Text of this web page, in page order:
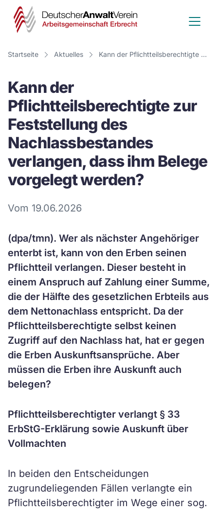
Deutscher
Anwalt
Verein
Erbrecht
Startseite Aktuelles Kann der Pflichtteilsberechtigte zur Feststellung des Nachlassbestandes verlangen, dass ihm Belege vorgelegt werden?
Kann der
Pflichtteilsberechtigte zur
Feststellung des
Nachlassbestandes
verlangen, dass ihm Belege
vorgelegt werden?
Vom 19.06.2026
(dpa/tmn). Wer als nächster Angehöriger
enterbt ist, kann von den Erben seinen
Pflichtteil verlangen. Dieser besteht in
einem Anspruch auf Zahlung einer Summe,
die der Hälfte des gesetzlichen Erbteils aus
dem Nettonachlass entspricht. Da der
Pflichtteilsberechtigte selbst keinen
Zugriff auf den Nachlass hat, hat er gegen
die Erben Auskunftsansprüche. Aber
müssen die Erben ihre Auskunft auch
belegen?
Pflichtteilsberechtigter verlangt § 33
ErbStG-Erklärung sowie Auskunft über
Vollmachten
In beiden den Entscheidungen
zugrundeliegenden Fällen verlangte ein
Pflichtteilsberechtigter im Wege einer sog.